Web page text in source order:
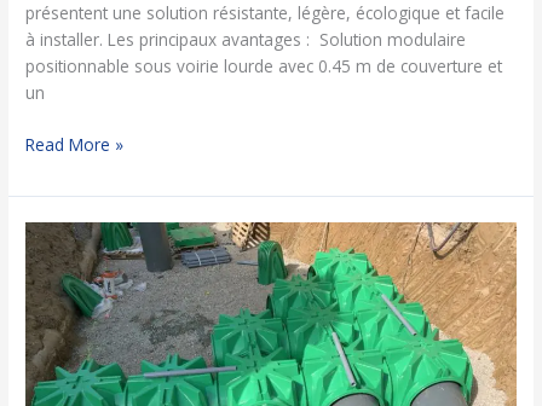
présentent une solution résistante, légère, écologique et facile
à installer. Les principaux avantages : Solution modulaire
positionnable sous voirie lourde avec 0.45 m de couverture et
un
Read More »
Bassin
d’infiltration
EP
TRITON
VOUTE
310m3
–